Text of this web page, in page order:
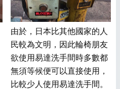
由於，日本比其他國家的人
民較為文明，因此輪椅朋友
欲使用易達洗手間時多數都
無須等候便可以直接使用，
比較少人使用易達洗手間。